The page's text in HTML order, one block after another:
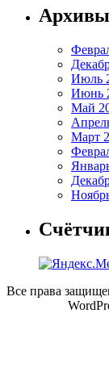
Архивы
Июль
Июнь
Май
Март
Все права